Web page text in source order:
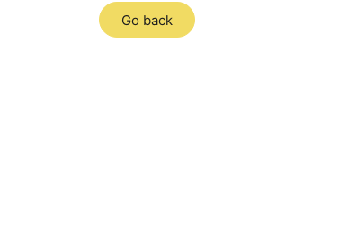
Go back